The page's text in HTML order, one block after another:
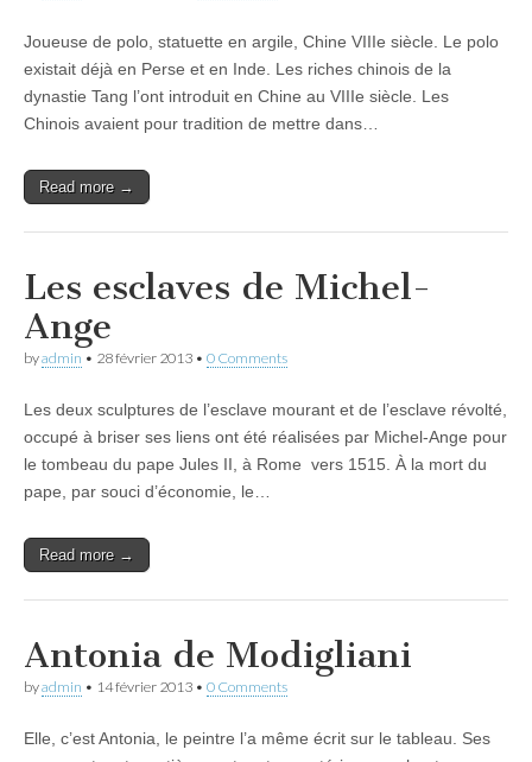
Joueuse de polo, statuette en argile, Chine VIIIe siècle. Le polo
existait déjà en Perse et en Inde. Les riches chinois de la
dynastie Tang l’ont introduit en Chine au VIIIe siècle. Les
Chinois avaient pour tradition de mettre dans…
Read more →
Les esclaves de Michel-
Ange
byadmin • 28 février 2013 • 0 Comments
Les deux sculptures de l’esclave mourant et de l’esclave révolté,
occupé à briser ses liens ont été réalisées par Michel-Ange pour
le tombeau du pape Jules II, à Rome vers 1515. À la mort du
pape, par souci d’économie, le…
Read more →
Antonia de Modigliani
byadmin • 14 février 2013 • 0 Comments
Elle, c’est Antonia, le peintre l’a même écrit sur le tableau. Ses